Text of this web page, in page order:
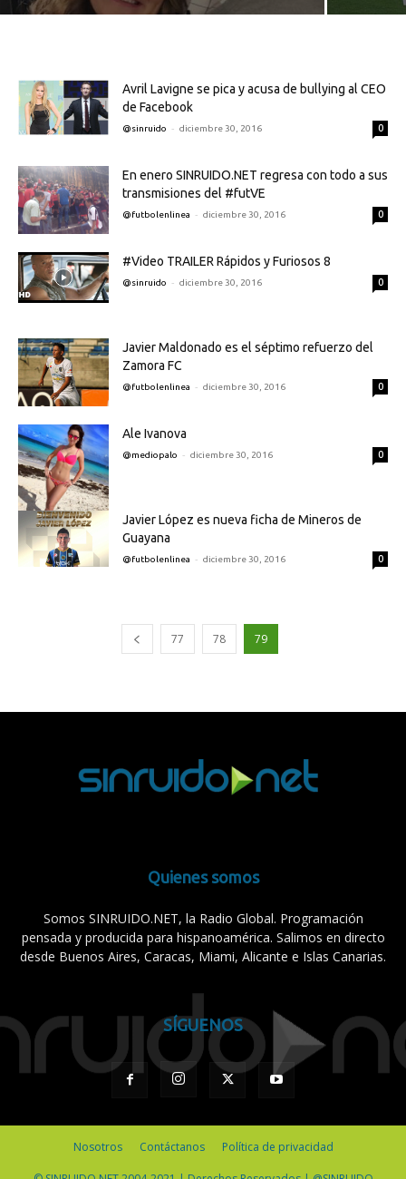
Avril Lavigne se pica y acusa de bullying al CEO
de Facebook
@sinruido - diciembre 30, 2016 0
En enero SINRUIDO.NET regresa con todo a sus
transmisiones del #futVE
@futbolenlinea - diciembre 30, 2016 0
#Video TRAILER Rápidos y Furiosos 8
@sinruido - diciembre 30, 2016 0
Javier Maldonado es el séptimo refuerzo del
Zamora FC
@futbolenlinea - diciembre 30, 2016 0
Ale Ivanova
@mediopalo - diciembre 30, 2016 0
Javier López es nueva ficha de Mineros de
Guayana
@futbolenlinea - diciembre 30, 2016 0
77 78 79
Quienes somos
Somos SINRUIDO.NET, la Radio Global. Programación
pensada y producida para hispanoamérica. Salimos en directo
desde Buenos Aires, Caracas, Miami, Alicante e Islas Canarias.
SÍGUENOS
Nosotros Contáctanos Política de privacidad